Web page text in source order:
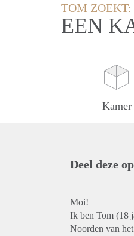
TOM ZOEKT:
EEN
Kamer
Deel deze
Moi!
Ik ben Tom (18
Noorden van